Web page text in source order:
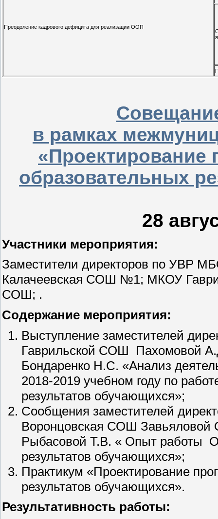
Преодоление кадрового дефицита для реализации ООП
в рамках
образовательных
28
Участники мероприятия:
Заместители директоров по УВР
Калачеевская СОШ №1; МКОУ
СОШ; .
Содержание мероприятия:
Выступление заместителей
Гаврильской СОШ Пахомовой
Бондаренко Н.С. «Анализ
2018-2019 учебном году по
результатов обучающихся»;
Сообщения заместителей
Воронцовская СОШ
Рыбасовой Т.В. « Опыт работы
результатов обучающихся»;
Практикум «Проектирование
результатов обучающихся».
Результативность работы: